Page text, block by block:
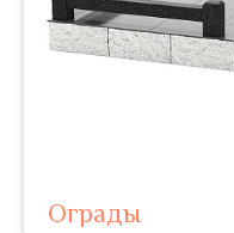
Ограды